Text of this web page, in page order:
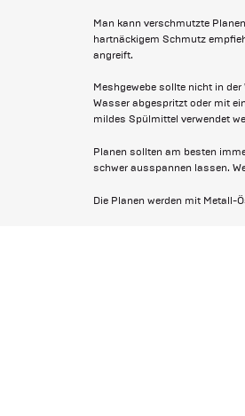
Man kann verschmutzte
hartnäckigem Schmutz
angreift.
Meshgewebe sollte nicht in
Wasser abgespritzt oder mit
mildes Spülmittel verwendet
Planen sollten am besten
schwer ausspannen lassen.
Die Planen werden mit Metall-